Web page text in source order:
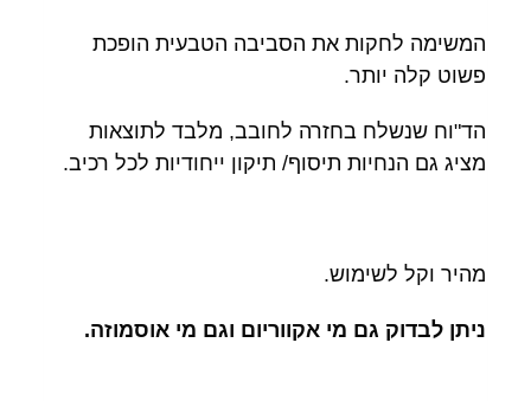
המשימה לחקות את הסביבה הטבעית הופכת
פשוט קלה יותר.
הד"וח שנשלח בחזרה לחובב, מלבד לתוצאות
מציג גם הנחיות תיסוף/ תיקון ייחודיות לכל רכיב.
מהיר וקל לשימוש.
ניתן לבדוק גם מי אקווריום וגם מי אוסמוזה.